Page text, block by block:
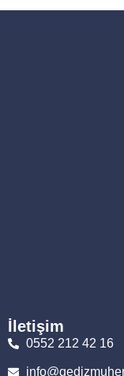
İletişim
0552 212 42 16